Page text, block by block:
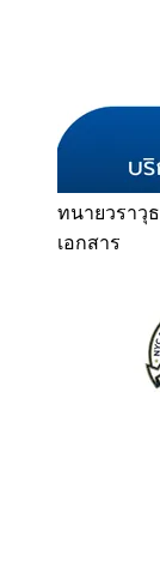
ทนายวราวุธ
เอกสาร